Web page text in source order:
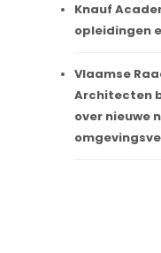
Knauf
opleidingen
Vlaamse
Architecten
over nieuwe